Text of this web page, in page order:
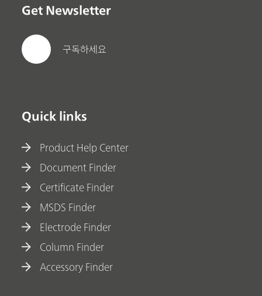
Get Newsletter
구독하세요
Quick links
Product Help Center
Document Finder
Certificate Finder
MSDS Finder
Electrode Finder
Column Finder
Accessory Finder